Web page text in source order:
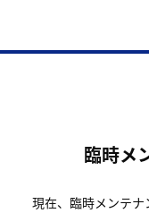
臨時メ
現在、臨時メンテナ